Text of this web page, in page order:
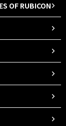
OF RUBICON